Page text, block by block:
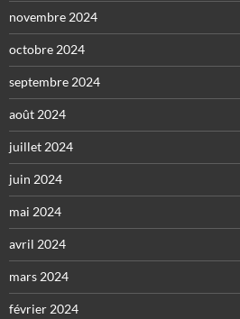
novembre 2024
octobre 2024
septembre 2024
août 2024
juillet 2024
juin 2024
mai 2024
avril 2024
mars 2024
février 2024